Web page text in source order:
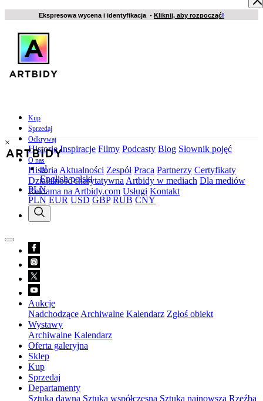
Ekspresowa wycena i identyfikacja - Kliknij, aby rozpocząć!
Kup
Sprzedaj
Odkrywaj
Historie Inspiracje Filmy Podcasty Blog Słownik pojęć
O nas
Historia Aktualności Zespół Praca Partnerzy Certyfikaty
Działalność charytatywna Artbidy w mediach Dla mediów
Reklama na Artbidy.com Usługi Kontakt
×
pl
Englishpolski
PLN
PLN EUR USD GBP RUB CNY
Aukcje
Nadchodzące Archiwalne Kalendarz Zgłoś obiekt
Wystawy
Archiwalne Kalendarz
Oferta galeryjna
Sklep
Kup
Sprzedaj
Departamenty
Sztuka dawna Sztuka współczesna Sztuka najnowsza Rzeźba